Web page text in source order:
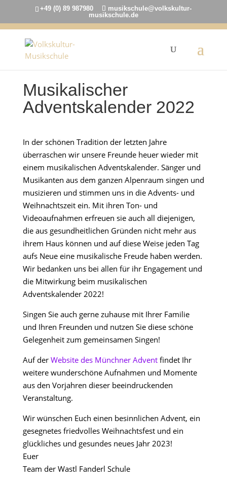
+49 (0) 89 987980
musikschule@volkskultur-
musikschule.de
Musikalischer
Adventskalender 2022
In der schönen Tradition der letzten Jahre
überraschen wir unsere Freunde heuer wieder mit
einem musikalischen Adventskalender. Sänger und
Musikanten aus dem ganzen Alpenraum singen und
musizieren und stimmen uns in die Advents- und
Weihnachtszeit ein. Mit ihren Ton- und
Videoaufnahmen erfreuen sie auch all diejenigen,
die aus gesundheitlichen Gründen nicht mehr aus
ihrem Haus können und auf diese Weise jeden Tag
aufs Neue eine musikalische Freude haben werden.
Wir bedanken uns bei allen für ihr Engagement und
die Mitwirkung beim musikalischen
Adventskalender 2022!
Singen Sie auch gerne zuhause mit Ihrer Familie
und Ihren Freunden und nutzen Sie diese schöne
Gelegenheit zum gemeinsamen Singen!
Auf der Website des Münchner Adventfindet Ihr
weitere wunderschöne Aufnahmen und Momente
aus den Vorjahren dieser beeindruckenden
Veranstaltung.
Wir wünschen Euch einen besinnlichen Advent, ein
gesegnetes friedvolles Weihnachtsfest und ein
glückliches und gesundes neues Jahr 2023!
Euer
Team der Wastl Fanderl Schule